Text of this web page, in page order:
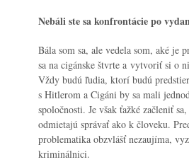
Nebáli ste sa konfrontácie po
Bála som sa, ale vedela som, aké je
sa na cigánske štvrte a vytvoriť si o
Vždy budú ľudia, ktorí budú
s Hitlerom a Cigáni by sa mali
spoločnosti. Je však ťažké začleniť
odmietajú správať ako k človeku.
problematika obzvlášť nezaujíma,
kriminálnici.